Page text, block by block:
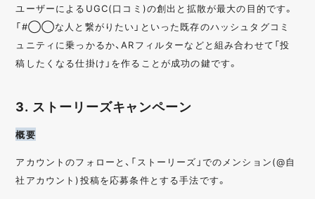
ユーザーによるUGC(口コミ)の創出と拡散が最大の目的です。
「#◯◯な人と繋がりたい」といった既存のハッシュタグコミ
ュニティに乗っかるか、ARフィルターなどと組み合わせて「投
稿したくなる仕掛け」を作ることが成功の鍵です。
3. ストーリーズキャンペーン
概要
アカウントのフォローと、「ストーリーズ」でのメンション(@自
社アカウント)投稿を応募条件とする手法です。